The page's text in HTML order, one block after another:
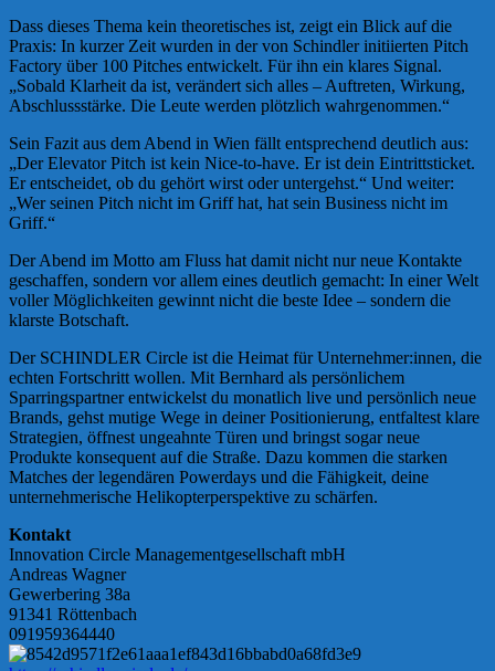
Dass dieses Thema kein theoretisches ist, zeigt ein Blick auf die
Praxis: In kurzer Zeit wurden in der von Schindler initiierten Pitch
Factory über 100 Pitches entwickelt. Für ihn ein klares Signal.
„Sobald Klarheit da ist, verändert sich alles – Auftreten, Wirkung,
Abschlussstärke. Die Leute werden plötzlich wahrgenommen.“
Sein Fazit aus dem Abend in Wien fällt entsprechend deutlich aus:
„Der Elevator Pitch ist kein Nice-to-have. Er ist dein Eintrittsticket.
Er entscheidet, ob du gehört wirst oder untergehst.“ Und weiter:
„Wer seinen Pitch nicht im Griff hat, hat sein Business nicht im
Griff.“
Der Abend im Motto am Fluss hat damit nicht nur neue Kontakte
geschaffen, sondern vor allem eines deutlich gemacht: In einer Welt
voller Möglichkeiten gewinnt nicht die beste Idee – sondern die
klarste Botschaft.
Der SCHINDLER Circle ist die Heimat für Unternehmer:innen, die
echten Fortschritt wollen. Mit Bernhard als persönlichem
Sparringspartner entwickelst du monatlich live und persönlich neue
Brands, gehst mutige Wege in deiner Positionierung, entfaltest klare
Strategien, öffnest ungeahnte Türen und bringst sogar neue
Produkte konsequent auf die Straße. Dazu kommen die starken
Matches der legendären Powerdays und die Fähigkeit, deine
unternehmerische Helikopterperspektive zu schärfen.
Kontakt
Innovation Circle Managementgesellschaft mbH
Andreas Wagner
Gewerbering 38a
91341 Röttenbach
091959364440